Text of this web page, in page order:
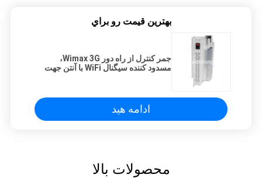
بهترين قيمت رو براي
جمر کنترل از راه دور Wimax 3G،
مسدود کننده سیگنال WiFi با آنتن جهت
ادامه هید
محصولات بالا